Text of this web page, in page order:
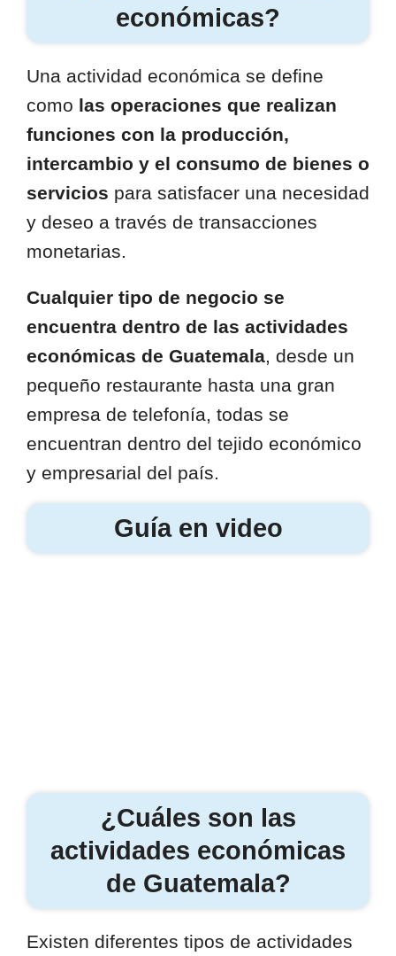
económicas?
Una actividad económica se define
como las operaciones que realizan
funciones con la producción,
intercambio y el consumo de bienes o
servicios para satisfacer una necesidad
y deseo a través de transacciones
monetarias.
Cualquier tipo de negocio se
encuentra dentro de las actividades
económicas de Guatemala , desde un
pequeño restaurante hasta una gran
empresa de telefonía, todas se
encuentran dentro del tejido económico
y empresarial del país.
Guía en video
¿Cuáles son las
actividades económicas
de Guatemala?
Existen diferentes tipos de actividades